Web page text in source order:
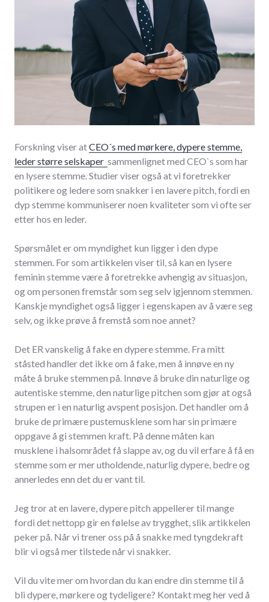
Forskning viser atCEO´s med mørkere, dypere stemme,
leder større selskaper sammenlignet med CEO`s som har
en lysere stemme. Studier viser også at vi foretrekker
politikere og ledere som snakker i en lavere pitch, fordi en
dyp stemme kommuniserer noen kvaliteter som vi ofte ser
etter hos en leder.
Spørsmålet er om myndighet kun ligger i den dype
stemmen. For som artikkelen viser til, så kan en lysere
feminin stemme være å foretrekke avhengig av situasjon,
og om personen fremstår som seg selv igjennom stemmen.
Kanskje myndighet også ligger i egenskapen av å være seg
selv, og ikke prøve å fremstå som noe annet?
Det ER vanskelig å fake en dypere stemme. Fra mitt
ståsted handler det ikke om å fake, men å innøve en ny
måte å bruke stemmen på. Innøve å bruke din naturlige og
autentiske stemme, den naturlige pitchen som gjør at også
strupen er i en naturlig avspent posisjon. Det handler om å
bruke de primære pustemusklene som har sin primære
oppgave å gi stemmen kraft. På denne måten kan
musklene i halsområdet få slappe av, og du vil erfare å få en
stemme som er mer utholdende, naturlig dypere, bedre og
annerledes enn det du er vant til.
Jeg tror at en lavere, dypere pitch appellerer til mange
fordi det nettopp gir en følelse av trygghet, slik artikkelen
peker på. Når vi trener oss på å snakke med tyngdekraft
blir vi også mer tilstede når vi snakker.
Vil du vite mer om hvordan du kan endre din stemme til å
bli dypere, mørkere og tydeligere? Kontakt meg her ved å